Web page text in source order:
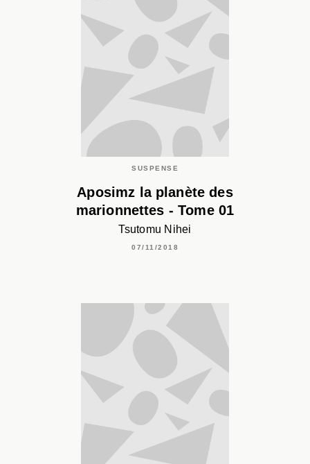
SUSPENSE
Aposimz la planète des
marionnettes - Tome 01
Tsutomu Nihei
07/11/2018